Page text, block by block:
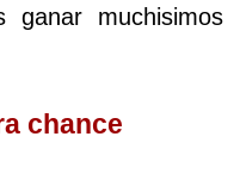
ganar muchisimos
chance